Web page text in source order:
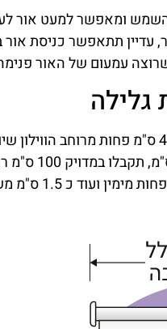
השמש ומאפשר למעט אור
עדיין תתאפשר כניסת
שרוצה עמעום של האור
גלילה